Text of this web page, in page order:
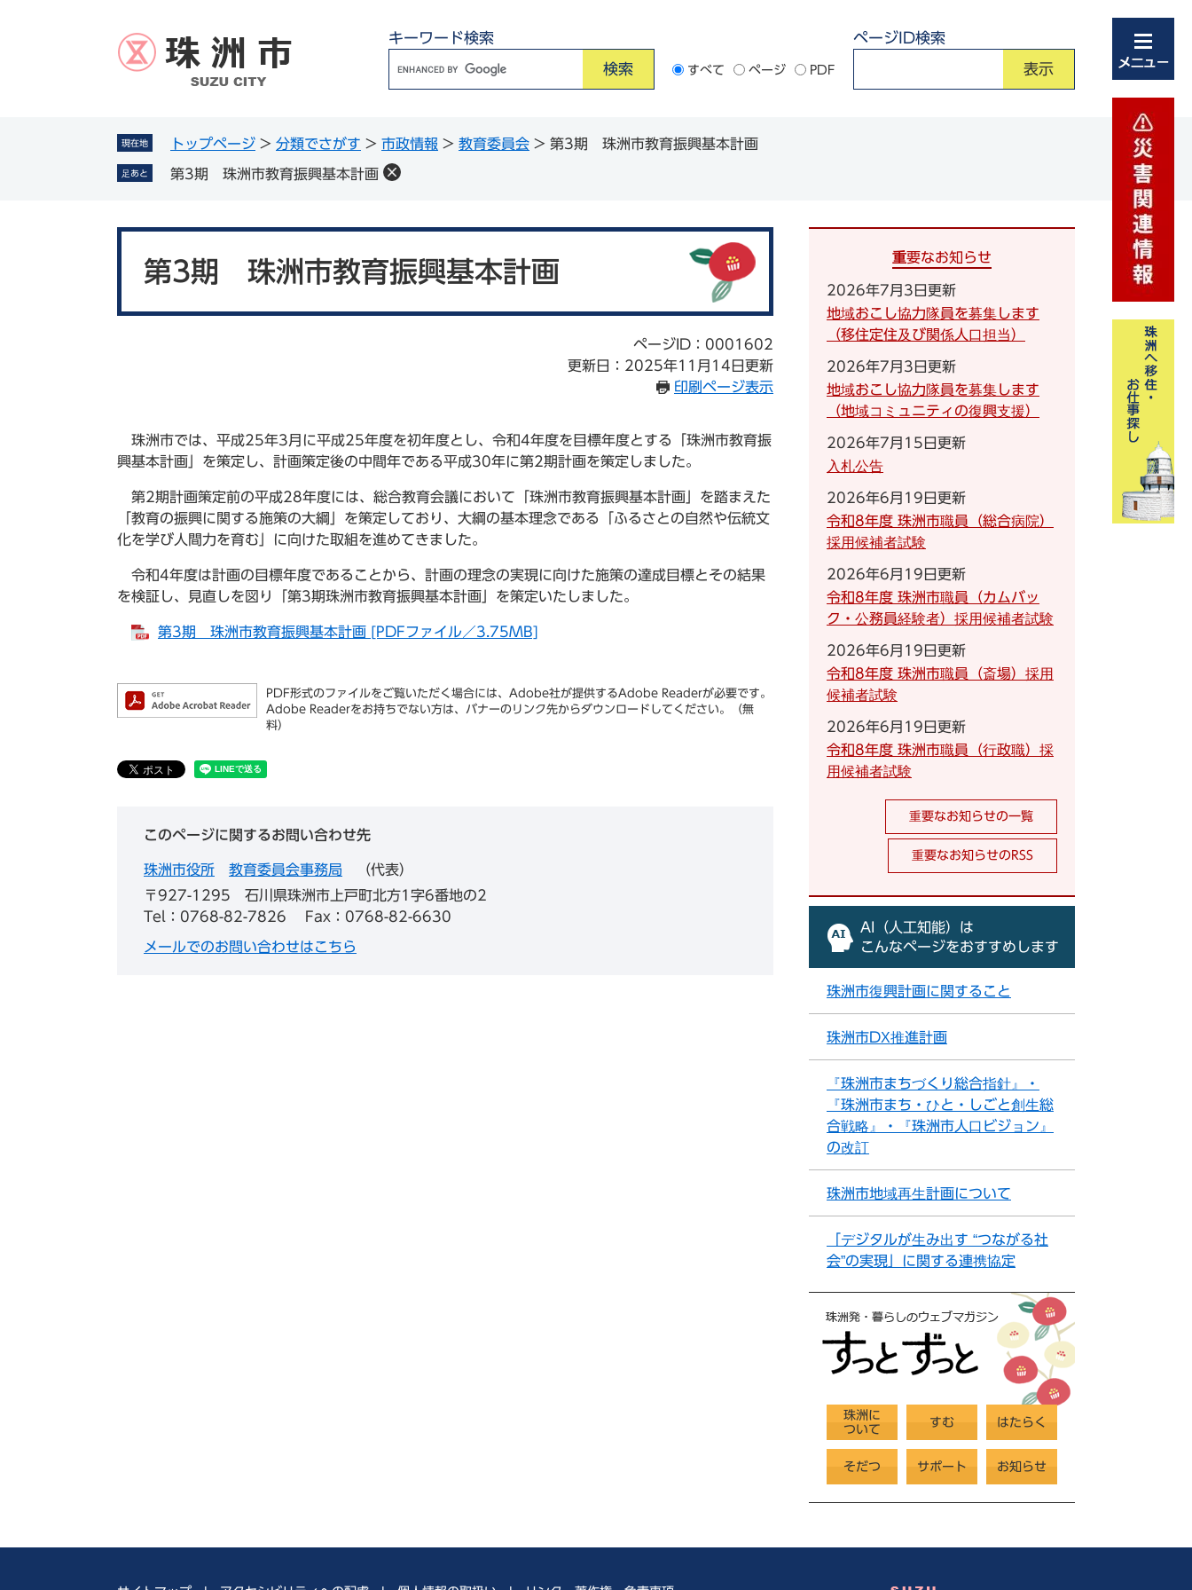
キーワード検索
l
e
タ
検
すべて ページ PDF
ページID検索
現在地 トップページ > 分類でさがす > 市政情報 > 教育委員会 > 第3期 珠洲市教育振興基本計画
足あと 第3期 珠洲市教育振興基本計画
第3期 珠洲市教育振興基本計画
ページID：0001602
更新日：2025年11月14日更新
印刷ページ表示
珠洲市では、平成25年3月に平成25年度を初年度とし、令和4年度を目標年度とする「珠洲市教育振
興基本計画」を策定し、計画策定後の中間年である平成30年に第2期計画を策定しました。
第2期計画策定前の平成28年度には、総合教育会議において「珠洲市教育振興基本計画」を踏まえた
「教育の振興に関する施策の大綱」を策定しており、大綱の基本理念である「ふるさとの自然や伝統文
化を学び人間力を育む」に向けた取組を進めてきました。
令和4年度は計画の目標年度であることから、計画の理念の実現に向けた施策の達成目標とその結果
を検証し、見直しを図り「第3期珠洲市教育振興基本計画」を策定いたしました。
第3期 珠洲市教育振興基本計画 [PDFファイル／3.75MB]
PDF形式のファイルをご覧いただく場合には、Adobe社が提供するAdobe Readerが必要です。
Adobe Readerをお持ちでない方は、バナーのリンク先からダウンロードしてください。（無
料）
このページに関するお問い合わせ先
珠洲市役所 教育委員会事務局
代表
〒927-1295
石川県珠洲市上戸町北方1字6番地の2
Tel：0768-82-7826
Fax：0768-82-6630
メールでのお問い合わせはこちら
重要なお知らせ
2026年7月3日更新
地域おこし協力隊員を募集します
（移住定住及び関係人口担当）
2026年7月3日更新
地域おこし協力隊員を募集します
（地域コミュニティの復興支援）
2026年7月15日更新
入札公告
2026年6月19日更新
令和8年度 珠洲市職員（総合病院）
採用候補者試験
2026年6月19日更新
令和8年度 珠洲市職員（カムバッ
ク・公務員経験者）採用候補者試験
2026年6月19日更新
令和8年度 珠洲市職員（斎場）採用
候補者試験
2026年6月19日更新
令和8年度 珠洲市職員（行政職）採
用候補者試験
重要なお知らせの一覧
重要なお知らせのRSS
AI（人工知能）は
こんなページをおすすめします
珠洲市復興計画に関すること
珠洲市DX推進計画
『珠洲市まちづくり総合指針』・
『珠洲市まち・ひと・しごと創生総
合戦略』・『珠洲市人口ビジョン』
の改訂
珠洲市地域再生計画について
「デジタルが生み出す “つながる社
会”の実現」に関する連携協定
珠洲に
ついて
すむ はたらく
そだつ サポート お知らせ